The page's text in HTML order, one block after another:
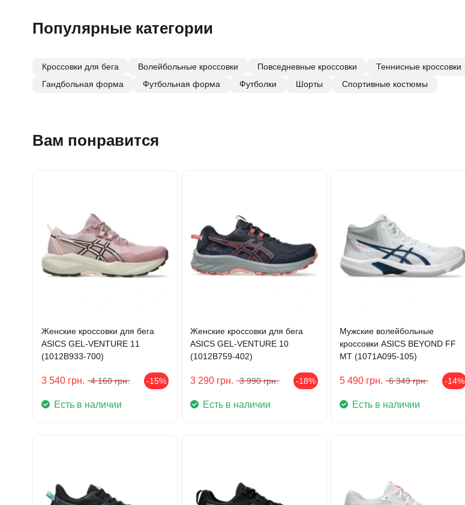
Популярные категории
Кроссовки для бега Волейбольные кроссовки Повседневные кроссовки Теннисные кроссовки
Гандбольная форма
Футбольная форма Футболки Шорты Спортивные костюмы
Вам понравится
Женские кроссовки для бега
ASICS GEL-VENTURE 11
(1012B933-700)
3 540 грн. 4 160 грн. -15%
Есть в наличии
Женские кроссовки для бега
ASICS GEL-VENTURE 10
(1012B759-402)
3 290 грн. 3 990 грн. -18%
Есть в наличии
Мужские волейбольные
кроссовки ASICS BEYOND FF
MT (1071A095-105)
5 490 грн. 6 349 грн. -14%
Есть в наличии